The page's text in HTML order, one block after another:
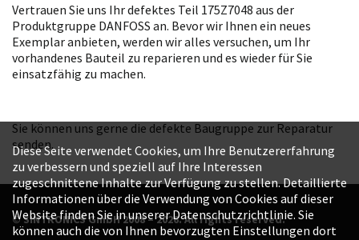
Vertrauen Sie uns Ihr defektes Teil 175Z7048 aus der
Produktgruppe DANFOSS an. Bevor wir Ihnen ein neues
Exemplar anbieten, werden wir alles versuchen, um Ihr
vorhandenes Bauteil zu reparieren und es wieder für Sie
einsatzfähig zu machen.
Sie können uns gerne die defekte Baugruppe zur Reparatur
senden.
© SINTRONICS GmbH 2008 – 2026. All rights reserved.
Diese Seite verwendet Cookies, um Ihre Benutzererfahrung
zu verbessern und speziell auf Ihre Interessen
zugeschnittene Inhalte zur Verfügung zu stellen. Detaillierte
Informationen über die Verwendung von Cookies auf dieser
Website finden Sie in unserer Datenschutzrichtlinie. Sie
können auch die von Ihnen bevorzugten Einstellungen dort